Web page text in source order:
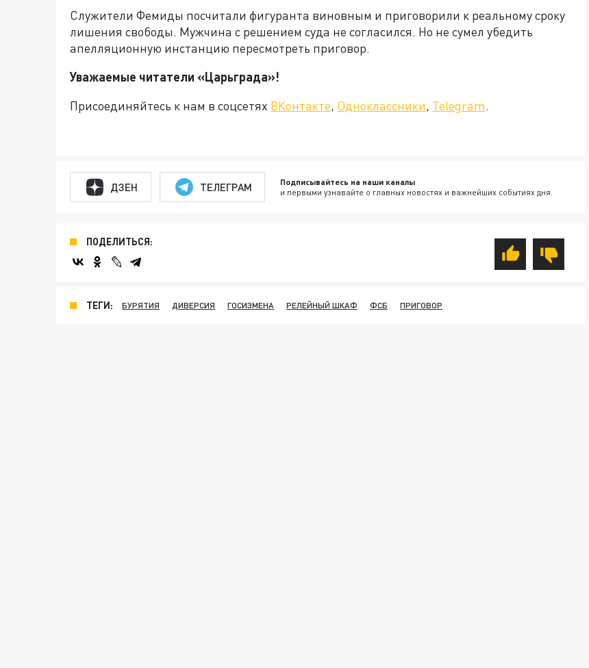
Служители Фемиды посчитали фигуранта виновным и приговорили к реальному сроку
лишения свободы. Мужчина с решением суда не согласился. Но не сумел убедить
апелляционную инстанцию пересмотреть приговор.
Уважаемые читатели «Царьграда»!
Присоединяйтесь к нам в соцсетях ВКонтакте, Одноклассники, Telegram.
ДЗЕН ТЕЛЕГРАМ Подписывайтесь на наши каналы
и первыми узнавайте о главных новостях и важнейших событиях дня.
ПОДЕЛИТЬСЯ:
ТЕГИ: БУРЯТИЯ ДИВЕРСИЯ ГОСИЗМЕНА РЕЛЕЙНЫЙ ШКАФ ФСБ ПРИГОВОР